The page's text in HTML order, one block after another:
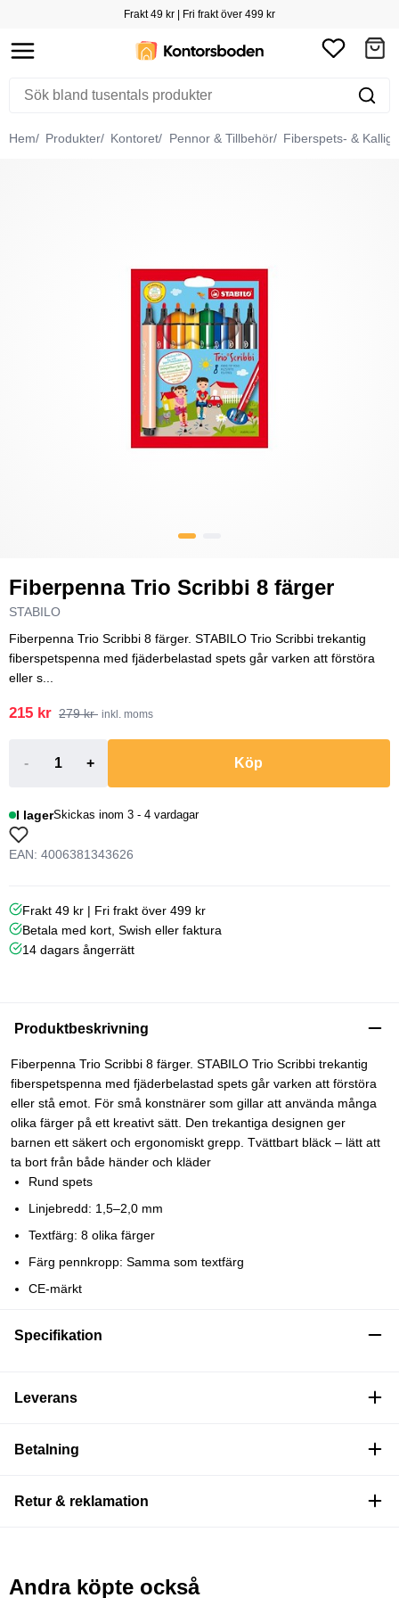
Frakt 49 kr | Fri frakt över 499 kr
Hem Produkter Kontoret Pennor & Tillbehör Fiberspets- &
Fiberpenna Trio Scribbi 8 färger
STABILO
Fiberpenna Trio Scribbi 8 färger. STABILO Trio Scribbi trekantig
fiberspetspenna med fjäderbelastad spets går varken att förstöra
eller s...
215 kr 279 kr inkl. moms
- + Köp
I lagerSkickas inom 3 - 4 vardagar
EAN: 4006381343626
Frakt 49 kr | Fri frakt över 499 kr
Betala med kort, Swish eller faktura
14 dagars ångerrätt
Produktbeskrivning
Fiberpenna Trio Scribbi 8 färger. STABILO Trio Scribbi trekantig
fiberspetspenna med fjäderbelastad spets går varken att förstöra
eller stå emot. För små konstnärer som gillar att använda många
olika färger på ett kreativt sätt. Den trekantiga designen ger
barnen ett säkert och ergonomiskt grepp. Tvättbart bläck – lätt att
ta bort från både händer och kläder
Rund spets
Linjebredd: 1,5–2,0 mm
Textfärg: 8 olika färger
Färg pennkropp: Samma som textfärg
CE-märkt
Specifikation
Leverans
Betalning
Retur & reklamation
Andra köpte också